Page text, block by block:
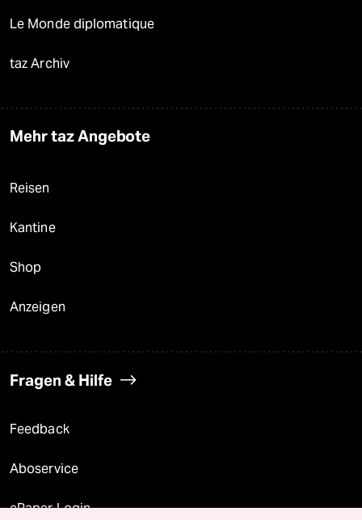
Le Monde diplomatique
taz Archiv
Mehr taz Angebote
Reisen
Kantine
Shop
Anzeigen
Fragen & Hilfe
Feedback
Aboservice
ePaper Login